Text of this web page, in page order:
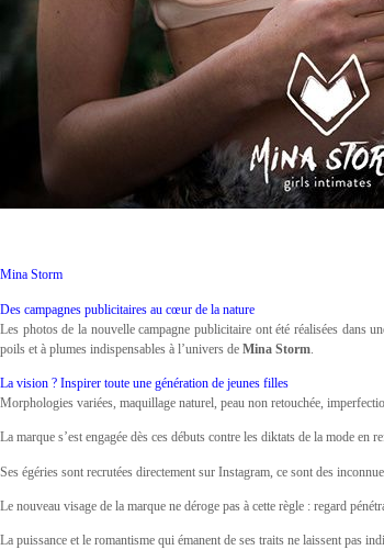
Mina Storm
Des campagnes publicitaires au cœur de la nature
Les photos de la nouvelle campagne publicitaire ont été réalisées dans
poils et à plumes indispensables à l’univers de Mina Storm
La vision ? Inspirer toute une génération de jeunes filles
Morphologies variées, maquillage naturel, peau non retouchée,
La marque s’est engagée dès ces débuts contre les diktats de la mode en
Ses égéries sont recrutées directement sur Instagram, ce sont des
Le nouveau visage de la marque ne déroge pas à cette règle : regard
La puissance et le romantisme qui émanent de ses traits ne laissent pas